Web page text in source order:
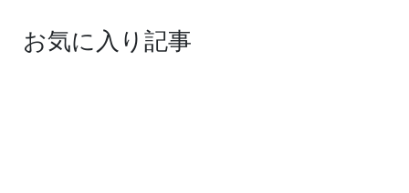
お気に入り記事